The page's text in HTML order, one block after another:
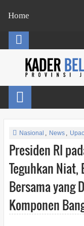
Home
Nasional , News ,
Presiden RI
Teguhkan Niat,
Bersama yang
Komponen